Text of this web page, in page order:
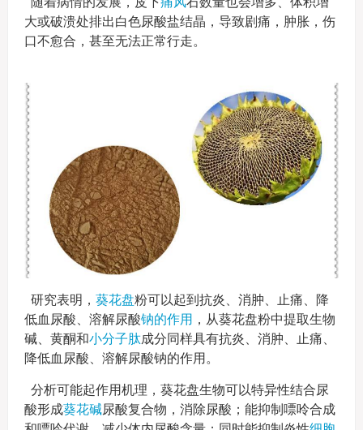
大或破溃处排出白色尿酸盐结晶，导致剧痛，肿胀，伤
口不愈合，甚至无法正常行走。
研究表明， 葵花盘粉可以起到抗炎、消肿、止痛、降
低血尿酸、溶解尿酸钠的作用 ，从葵花盘粉中提取生物
碱、黄酮和小分子肽成分同样具有抗炎、消肿、止痛、
降低血尿酸、溶解尿酸钠的作用。
分析可能起作用机理，葵花盘生物可以特异性结合尿
酸形成葵花碱尿酸复合物，消除尿酸；能抑制嘌呤合成